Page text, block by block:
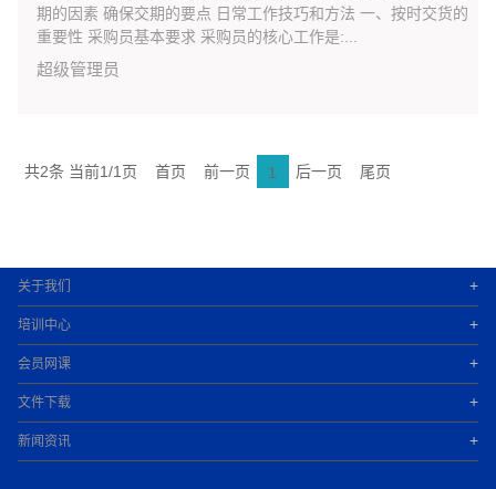
期的因素 确保交期的要点 日常工作技巧和方法 一、按时交货的
重要性 采购员基本要求 采购员的核心工作是:...
超级管理员
共2条 当前1/1页 首页 前一页 1 后一页 尾页
关于我们 +
培训中心 +
会员网课 +
文件下载 +
新闻资讯 +